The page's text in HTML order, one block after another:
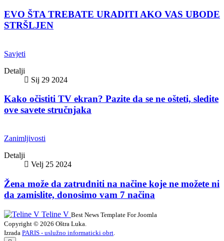
EVO ŠTA TREBATE URADITI AKO VAS UBODE
STRŠLJEN
Savjeti
Detalji
Sij 29 2024
Kako očistiti TV ekran? Pazite da se ne ošteti, sledite
ove savete stručnjaka
Zanimljivosti
Detalji
Velj 25 2024
Žena može da zatrudniti na načine koje ne možete ni
da zamislite, donosimo vam 7 načina
Teline V Best News Template For Joomla
Copyright © 2026 Oštra Luka.
Izrada PARIS - uslužno informaticki obrt